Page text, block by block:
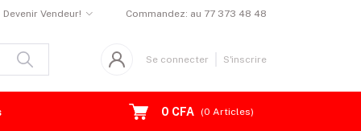
Devenir Vendeur! Commandez: au 77 373 48 48
Se connecter S'inscrire
0 CFA (0 Articles)